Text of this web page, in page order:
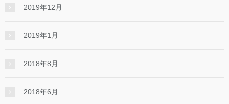
2019年12月
2019年1月
2018年8月
2018年6月